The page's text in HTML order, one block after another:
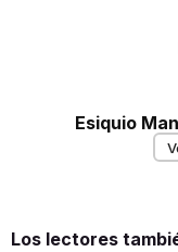
Esiquio
Los lectores